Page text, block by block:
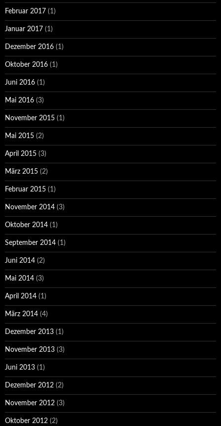
Februar 2017 (1)
Januar 2017 (1)
Dezember 2016 (1)
Oktober 2016 (1)
Juni 2016 (1)
Mai 2016 (3)
November 2015 (1)
Mai 2015 (2)
April 2015 (3)
März 2015 (2)
Februar 2015 (1)
November 2014 (3)
Oktober 2014 (1)
September 2014 (1)
Juni 2014 (2)
Mai 2014 (3)
April 2014 (1)
März 2014 (4)
Dezember 2013 (1)
November 2013 (3)
Juni 2013 (1)
Dezember 2012 (2)
November 2012 (3)
Oktober 2012 (2)